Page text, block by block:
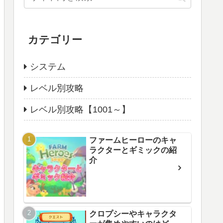
カテゴリー
システム
レベル別攻略
レベル別攻略【1001～】
ファームヒーローのキャ
ラクターとギミックの紹
介
クロプシーやキャラクタ